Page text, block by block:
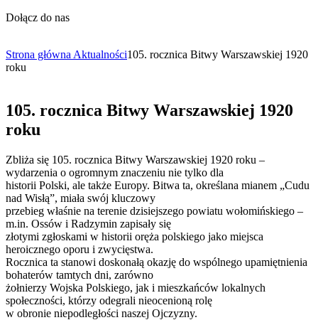
Dołącz do nas
Strona główna Aktualności105. rocznica Bitwy Warszawskiej 1920
roku
105. rocznica Bitwy Warszawskiej 1920
roku
Zbliża się 105. rocznica Bitwy Warszawskiej 1920 roku –
wydarzenia o ogromnym znaczeniu nie tylko dla
historii Polski, ale także Europy. Bitwa ta, określana mianem „Cudu
nad Wisłą”, miała swój kluczowy
przebieg właśnie na terenie dzisiejszego powiatu wołomińskiego –
m.in. Ossów i Radzymin zapisały się
złotymi zgłoskami w historii oręża polskiego jako miejsca
heroicznego oporu i zwycięstwa.
Rocznica ta stanowi doskonałą okazję do wspólnego upamiętnienia
bohaterów tamtych dni, zarówno
żołnierzy Wojska Polskiego, jak i mieszkańców lokalnych
społeczności, którzy odegrali nieocenioną rolę
w obronie niepodległości naszej Ojczyzny.